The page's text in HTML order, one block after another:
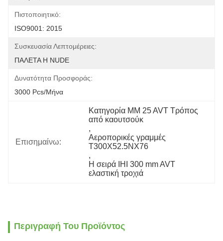
Πιστοποιητικό:
ISO9001: 2015
Συσκευασία Λεπτομέρειες:
ΠΑΛΕΤΑ Η NUDE
Δυνατότητα Προσφοράς:
3000 Pcs/μήνα
Επισημαίνω:
Κατηγορία MM 25 AVT Τρόπος
από καουτσούκ
,
Αεροπορικές γραμμές
T300X52.5NX76
,
Η σειρά IHI 300 mm AVT
ελαστική τροχιά
Περιγραφή Του Προϊόντος